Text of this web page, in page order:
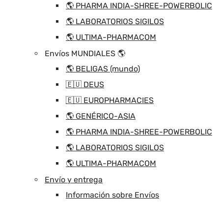
🌎 PHARMA INDIA-SHREE-POWERBOLIC
🌎 LABORATORIOS SIGILOS
🌎 ULTIMA-PHARMACOM
Envíos MUNDIALES 🌎
🌎 BELIGAS (mundo)
🇪🇺 DEUS
🇪🇺 EUROPHARMACIES
🌎 GENÉRICO-ASIA
🌎 PHARMA INDIA-SHREE-POWERBOLIC
🌎 LABORATORIOS SIGILOS
🌎 ULTIMA-PHARMACOM
Envío y entrega
Información sobre Envíos